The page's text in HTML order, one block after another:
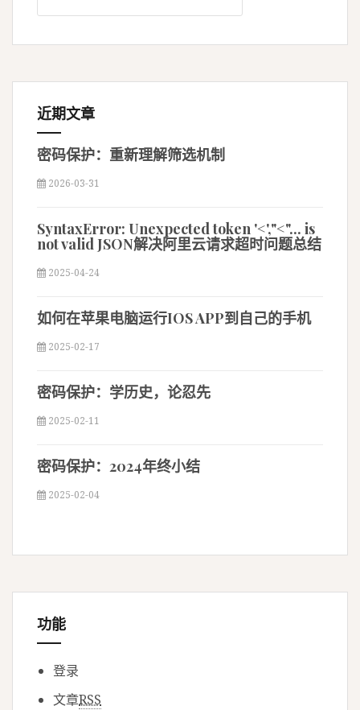
近期文章
密码保护：重新理解筛选机制
2026-03-31
SyntaxError: Unexpected token '<',"<"... is
not valid JSON解决阿里云请求超时问题总结
2025-04-24
如何在苹果电脑运行IOS APP到自己的手机
2025-02-17
密码保护：学历史，论忍先
2025-02-11
密码保护：2024年终小结
2025-02-04
功能
登录
文章RSS